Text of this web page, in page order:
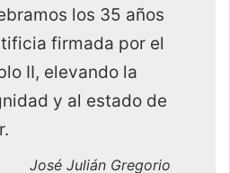
los 35 años
firmada por el
II, elevando la
y al estado de
José Julián Gregorio